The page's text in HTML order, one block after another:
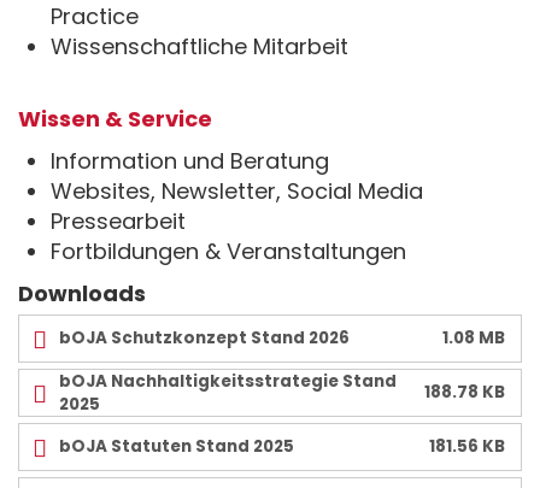
Practice
Wissenschaftliche Mitarbeit
Wissen & Service
Information und Beratung
Websites, Newsletter, Social Media
Pressearbeit
Fortbildungen & Veranstaltungen
Downloads
bOJA Schutzkonzept Stand 2026
1.08 MB
bOJA Nachhaltigkeitsstrategie Stand
2025
188.78 KB
bOJA Statuten Stand 2025 181.56 KB